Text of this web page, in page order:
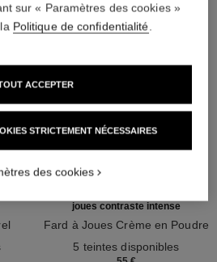
joues contraste intense
Fard à Joues Crème en Poudre
5 teintes disponibles
sur « Paramètres des cookies »
Politique de confidentialité
STRICTEMENT NÉCESSAIRES
ACCEPTER
des cookies